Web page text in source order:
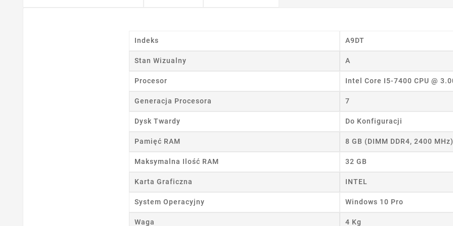
Indeks A9DT
Stan Wizualny A
Procesor Intel Core I5-7400 CPU @
Generacja Procesora 7
Dysk Twardy Do Konfiguracji
Pamięć RAM 8 GB (DIMM DDR4, 2400 MHz)
Maksymalna Ilość RAM 32 GB
Karta Graficzna INTEL
System Operacyjny Windows 10 Pro
Waga 4 Kg
Utwórz listę życzeń